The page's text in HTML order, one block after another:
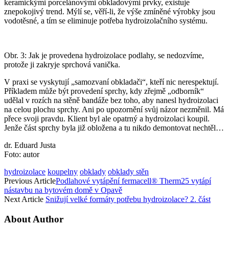
keramickými porcelánovými obkladovými prvky, existuje
znepokojivý trend. Mýlí se, věří-li, že výše zmíněné výrobky jsou
vodotěsné, a tím se eliminuje potřeba hydroizolačního systému.
Obr. 3: Jak je provedena hydroizolace podlahy, se nedozvíme,
protože ji zakryje sprchová vanička.
V praxi se vyskytují „samozvaní obkladači“, kteří nic nerespektují.
Příkladem může být provedení sprchy, kdy zřejmě „odborník“
udělal v rozích na stěně bandáže bez toho, aby nanesl hydroizolaci
na celou plochu sprchy. Ani po upozornění svůj názor nezměnil. Má
přece svoji pravdu. Klient byl ale opatrný a hydroizolaci koupil.
Jenže část sprchy byla již obložena a tu nikdo demontovat nechtěl…
dr. Eduard Justa
Foto: autor
hydroizolace koupelny obklady obklady stěn
Previous ArticlePodlahové vytápění fermacell® Therm25 vytápí
nástavbu na bytovém domě v Opavě
Next Article Snižují velké formáty potřebu hydroizolace? 2. část
About Author